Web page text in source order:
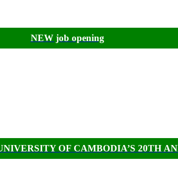
NEW job opening
OF CAMBODIA’S 20TH